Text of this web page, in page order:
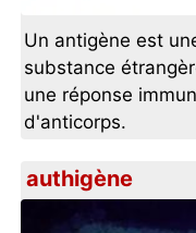
Un antigène est
substance
une réponse
d'anticorps.
authigène